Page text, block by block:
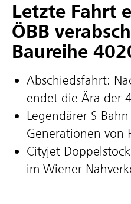
Letzte Fahrt
ÖBB
Baureihe
Abschiedsfahrt:
endet die Ära der
Legendärer
Generationen von
Cityjet
im Wiener